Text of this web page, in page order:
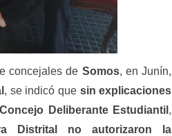
concejales de Somos, en Junín,
, se indicó que sin explicaciones
Deliberante Estudiantil ,
Distrital no autorizaron la